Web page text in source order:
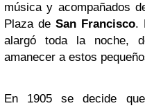
música y acompañados
Plaza deSan Francisco.
alargó toda la noche,
amanecer a estos
En 1905 se decide